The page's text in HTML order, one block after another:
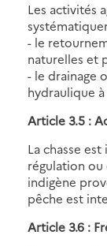
Les activités
- le
naturelles et
- le drainage
hydraulique
Article 3.5 :
La chasse
régulation ou
indigène
pêche est
Article 3.6 :